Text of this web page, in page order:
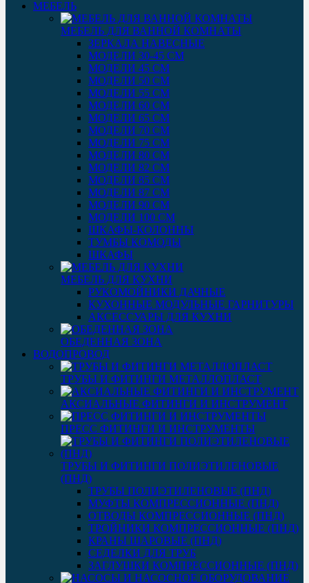
МЕБЕЛЬ
МЕБЕЛЬ ДЛЯ ВАННОЙ КОМНАТЫ
ЗЕРКАЛА НАВЕСНЫЕ
МОДЕЛИ 30-45 СМ
МОДЕЛИ 45 СМ
МОДЕЛИ 50 СМ
МОДЕЛИ 55 СМ
МОДЕЛИ 60 СМ
МОДЕЛИ 65 СМ
МОДЕЛИ 70 СМ
МОДЕЛИ 75 СМ
МОДЕЛИ 80 СМ
МОДЕЛИ 82 СМ
МОДЕЛИ 85 СМ
МОДЕЛИ 87 СМ
МОДЕЛИ 90 СМ
МОДЕЛИ 100 СМ
ШКАФЫ-КОЛОННЫ
ТУМБЫ КОМОДЫ
ШКАФЫ
МЕБЕЛЬ ДЛЯ КУХНИ
РУКОМОЙНИКИ ДАЧНЫЕ
КУХОННЫЕ МОДУЛЬНЫЕ ГАРНИТУРЫ
АКСЕССУАРЫ ДЛЯ КУХНИ
ОБЕДЕННАЯ ЗОНА
ВОДОПРОВОД
ТРУБЫ И ФИТИНГИ МЕТАЛЛОПЛАСТ
АКСИАЛЬНЫЕ ФИТИНГИ И ИНСТРУМЕНТ
ПРЕСС ФИТИНГИ И ИНСТРУМЕНТЫ
ТРУБЫ И ФИТИНГИ ПОЛИЭТИЛЕНОВЫЕ
(ПНД)
ТРУБЫ ПОЛИЭТИЛЕНОВЫЕ (ПНД)
МУФТЫ КОМПРЕССИОННЫЕ (ПНД)
ОТВОДЫ КОМПРЕССИОННЫЕ (ПНД)
ТРОЙНИКИ КОМПРЕССИОННЫЕ (ПНД)
КРАНЫ ШАРОВЫЕ (ПНД)
СЕДЕЛКИ ДЛЯ ТРУБ
ЗАГЛУШКИ КОМПРЕССИОННЫЕ (ПНД)